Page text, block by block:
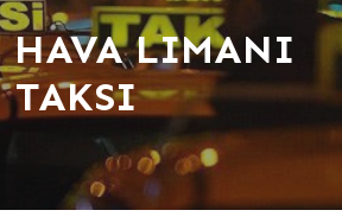
HAVA LIMANI
TAKSI